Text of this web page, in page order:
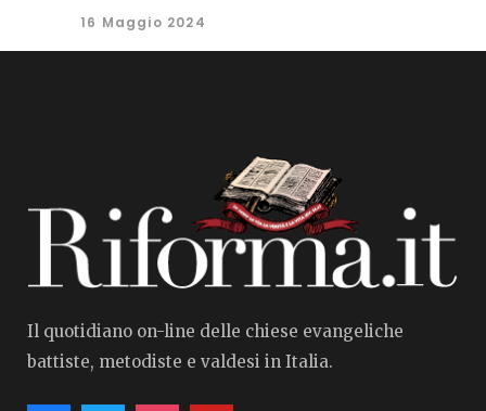
16 Maggio 2024
Il quotidiano on-line delle chiese evangeliche
battiste, metodiste e valdesi in Italia.